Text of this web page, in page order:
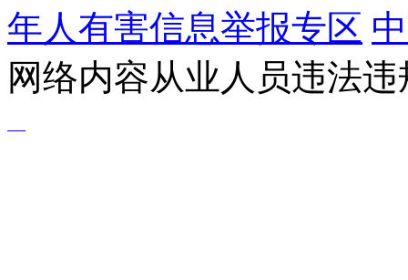
年人有害信息举报专区
网络内容从业人员违法